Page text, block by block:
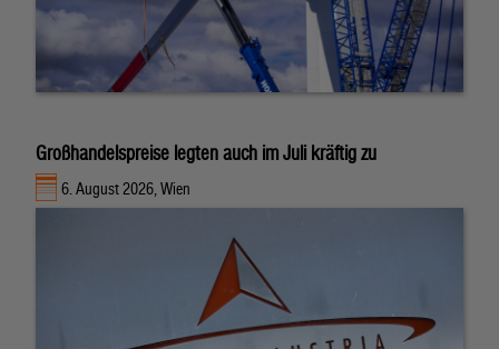
Großhandelspreise legten auch im Juli kräftig zu
6. August 2026, Wien